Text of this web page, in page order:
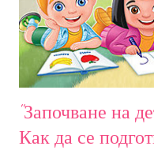
участие 40лв .
Zoom. Всички записали
Запис от събитието ще
участниците в срок от 10
"Започване на
Как да се